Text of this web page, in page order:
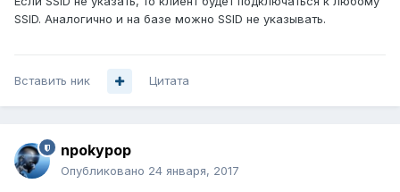
SSID. Аналогично и на базе можно SSID не указывать.
Вставить ник Цитата
npokypop
Опубликовано 24 января, 2017